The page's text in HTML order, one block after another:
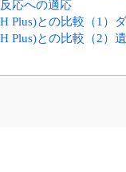
応への適応
Plus)との比較（1）
Plus)との比較（2）